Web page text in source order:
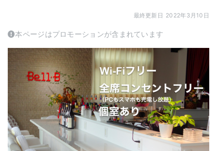
2022年3月10日
本ページはプロモーションが含まれています